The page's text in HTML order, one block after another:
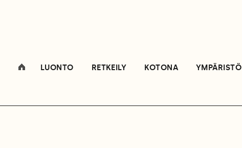
LUONTO RETKEILY KOTONA YMPÄRISTÖ